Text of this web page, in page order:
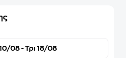
08 - Τρι 18/08